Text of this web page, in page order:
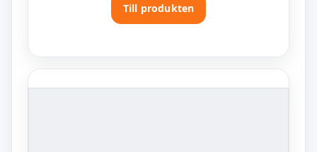
Till produkten